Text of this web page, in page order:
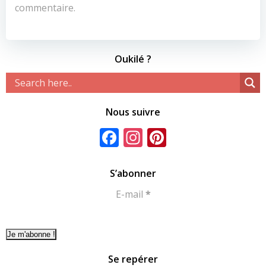
commentaire.
Oukilé ?
Nous suivre
Facebook
Instagram
S’abonner
E-mail *
Se repérer